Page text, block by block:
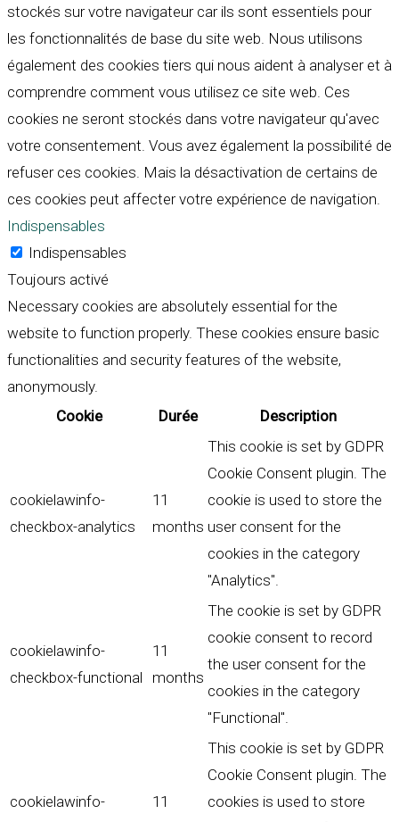
stockés sur votre navigateur car ils sont essentiels pour
les fonctionnalités de base du site web. Nous utilisons
également des cookies tiers qui nous aident à analyser et à
comprendre comment vous utilisez ce site web. Ces
cookies ne seront stockés dans votre navigateur qu'avec
votre consentement. Vous avez également la possibilité de
refuser ces cookies. Mais la désactivation de certains de
ces cookies peut affecter votre expérience de navigation.
Indispensables
Indispensables
Toujours activé
Necessary cookies are absolutely essential for the
website to function properly. These cookies ensure basic
functionalities and security features of the website,
anonymously.
Cookie
Durée Description
cookielawinfo-
checkbox-analytics
11
months
This cookie is set by GDPR
Cookie Consent plugin. The
cookie is used to store the
user consent for the
cookies in the category
"Analytics".
cookielawinfo-
checkbox-functional
11
months
The cookie is set by GDPR
cookie consent to record
the user consent for the
cookies in the category
"Functional".
cookielawinfo-
11
This cookie is set by GDPR
Cookie Consent plugin. The
cookies is used to store